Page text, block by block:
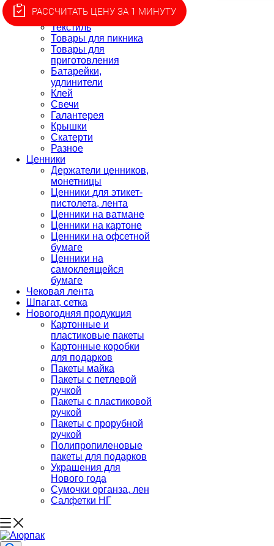
защиты
Текстиль
Товары для пикника
Товары для
приготовления
Батарейки,
удлинители
Клей
Свечи
Галантерея
Крышки
Скатерти
Разное
Ценники
Держатели ценников,
монетницы
Ценники для этикет-
пистолета, лента
Ценники на ватмане
Ценники на картоне
Ценники на офсетной
бумаге
Ценники на
самоклеящейся
бумаге
Чековая лента
Шпагат, сетка
Новогодняя продукция
Картонные и
пластиковые пакеты
Картонные коробки
для подарков
Пакеты майка
Пакеты с петлевой
ручкой
Пакеты с пластиковой
ручкой
Пакеты с прорубной
ручкой
Полипропиленовые
пакеты для подарков
Украшения для
Нового года
Сумочки органза, лен
Салфетки НГ
РАССЧИТАТЬ ЦЕНУ ЗА 1 МИНУТУ